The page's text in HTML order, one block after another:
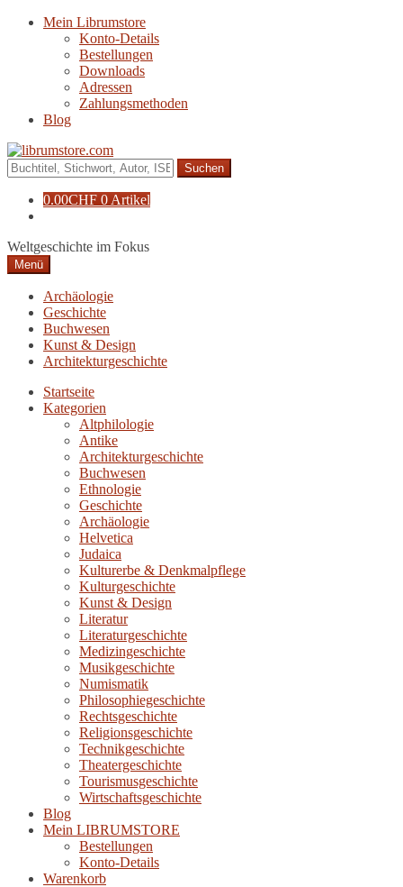
Navigation
Zum
Mein Librumstore
Konto-Details
Bestellungen
Downloads
Adressen
Zahlungsmethoden
Blog
Suche
nach:
0.00CHF 0 Artikel
Weltgeschichte im Fokus
Menü
Archäologie
Geschichte
Buchwesen
Kunst & Design
Architekturgeschichte
Startseite
Kategorien
Altphilologie
Antike
Architekturgeschichte
Buchwesen
Ethnologie
Geschichte
Archäologie
Helvetica
Judaica
Kulturerbe & Denkmalpflege
Kulturgeschichte
Kunst & Design
Literatur
Literaturgeschichte
Medizingeschichte
Musikgeschichte
Numismatik
Philosophiegeschichte
Rechtsgeschichte
Religionsgeschichte
Technikgeschichte
Theatergeschichte
Tourismusgeschichte
Wirtschaftsgeschichte
Blog
Mein LIBRUMSTORE
Bestellungen
Konto-Details
Warenkorb